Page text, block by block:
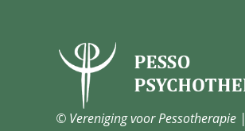
© Vereniging voor Pessotherapie |